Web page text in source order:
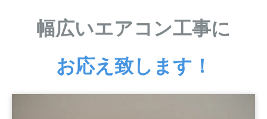
幅広いエアコン工事に
お応え致します！